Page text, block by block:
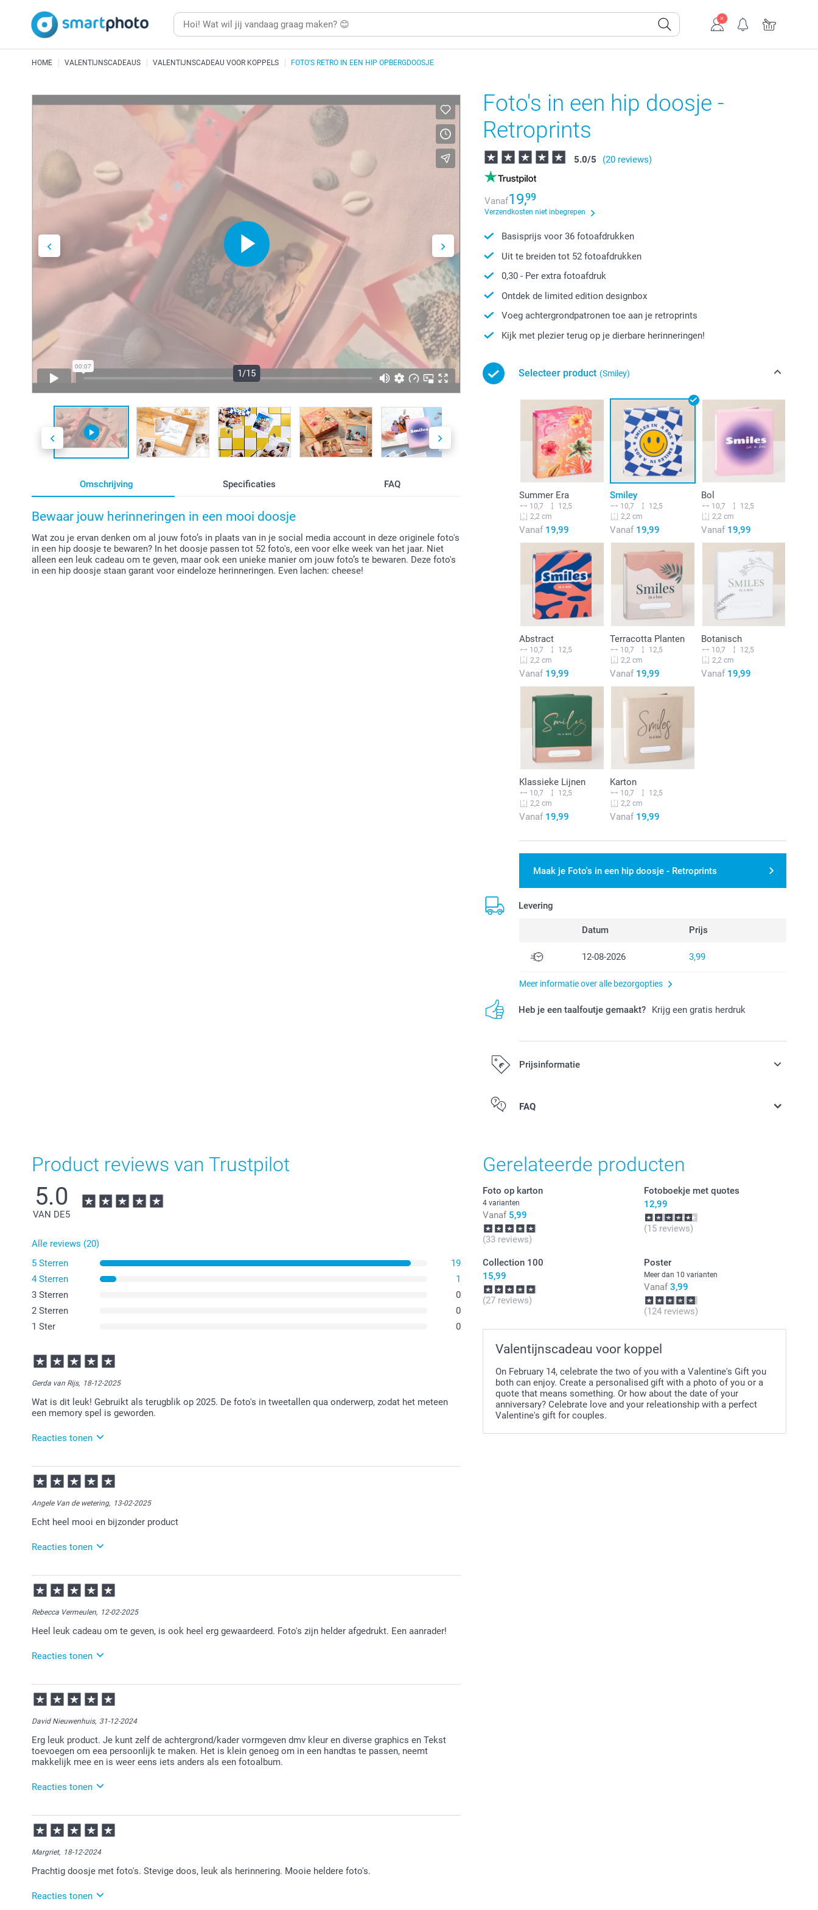
HOME VALENTIJNSCADEAUS VALENTIJNSCADEAU VOOR KOPPELS FOTO'S RETRO IN EEN HIP OPBERGDOOSJE
1/15
Omschrijving Specificaties FAQ
Bewaar jouw herinneringen in een mooi doosje
Wat zou je ervan denken om al jouw foto’s in plaats van in je social media account in deze originele foto's
in een hip doosje te bewaren? In het doosje passen tot 52 foto's, een voor elke week van het jaar. Niet
alleen een leuk cadeau om te geven, maar ook een unieke manier om jouw foto’s te bewaren. Deze foto's
in een hip doosje staan garant voor eindeloze herinneringen. Even lachen: cheese!
Foto's in een hip doosje -
Retroprints
5.0/5 (20 reviews)
Vanaf19,99
Verzendkosten niet inbegrepen
Basisprijs voor36 fotoafdrukken
Uit te breiden tot 52 fotoafdrukken
0,30 - Per extra fotoafdruk
Ontdek de limited edition designbox
Voeg achtergrondpatronen toe aan je retroprints
Kijk met plezier terug op je dierbare herinneringen!
Selecteer product (Smiley)
Summer Era
10,7
12,5
2,2 cm
Vanaf 19,99
Smiley
10,7
12,5
2,2 cm
Vanaf 19,99
Bol
10,7
12,5
2,2 cm
Vanaf19,99
Abstract
10,7
12,5
2,2 cm
Vanaf 19,99
Terracotta Planten
10,7
12,5
2,2 cm
Vanaf 19,99
Botanisch
10,7
12,5
2,2 cm
Vanaf19,99
Klassieke Lijnen
10,7
12,5
2,2 cm
Vanaf 19,99
Karton
10,7
12,5
2,2 cm
Vanaf 19,99
Maak je Foto's in een hip doosje - Retroprints
Levering
Datum Prijs
12-08-2026 3,99
Meer informatie over alle bezorgopties
Heb je een taalfoutje gemaakt? Krijg een gratis herdruk
Prijsinformatie
Alle prijzen zijn in EURO (€) inclusief BTW en exclusief verzendkosten.
FAQ
Product reviews van Trustpilot
5.0
VAN DE5
Alle reviews (20)
5 Sterren
19
4 Sterren
1
3 Sterren
0
2 Sterren
0
1 Ster
0
Gerda van Rijs, 18-12-2025
Wat is dit leuk! Gebruikt als terugblik op 2025. De foto's in tweetallen qua onderwerp, zodat het meteen
een memory spel is geworden.
Reacties tonen
18-12-2025
11:22
Bedankt voor je review. Wat een leuk idee om dit ook als memory spel te gebruiken. Heel veel
plezier ervan en wellicht tot een volgende keer!
12:40
Angele Van de wetering, 13-02-2025
Echt heel mooi en bijzonder product
Reacties tonen
13-02-2025
11:17
Bedankt voor je review. Leuk om te horen dat je tevreden ben over de ontvangen foto's. Heel veel
plezier ervan en we zien je graag nog eens terug bij Smartphoto.
Rebecca Vermeulen, 12-02-2025
Heel leuk cadeau om te geven, is ook heel erg gewaardeerd. Foto's zijn helder afgedrukt. Een aanrader!
Reacties tonen
13-02-2025
11:22
Bedankt voor je review. Leuk om te horen dat je deze foto's in hip doosje cadeau hebt gegeven aan
iemand. Heel veel plezier ervan voor de ontvanger!
David Nieuwenhuis, 31-12-2024
Erg leuk product. Je kunt zelf de achtergrond/kader vormgeven dmv kleur en diverse graphics en Tekst
toevoegen om eea persoonlijk te maken. Het is klein genoeg om in een handtas te passen, neemt
makkelijk mee en is weer eens iets anders als een fotoalbum.
Reacties tonen
02-01-2025
11:41
Bedankt voor je bericht. Dat is goed om te lezen. Veel plezier ervan!
Margriet, 18-12-2024
Prachtig doosje met foto's. Stevige doos, leuk als herinnering. Mooie heldere foto's.
Reacties tonen
Gerelateerde producten
Foto op karton
4 varianten
Vanaf 5,99
(33 reviews)
Fotoboekje met quotes
12,99
(15 reviews)
Collection 100
15,99
(27 reviews)
Poster
Meer dan 10 varianten
Vanaf 3,99
(124 reviews)
Valentijnscadeau voor koppel
On February 14, celebrate the two of you with a Valentine's Gift you
both can enjoy. Create a personalised gift with a photo of you or a
quote that means something. Or how about the date of your
anniversary? Celebrate love and your releationship with a perfect
Valentine's gift for couples.